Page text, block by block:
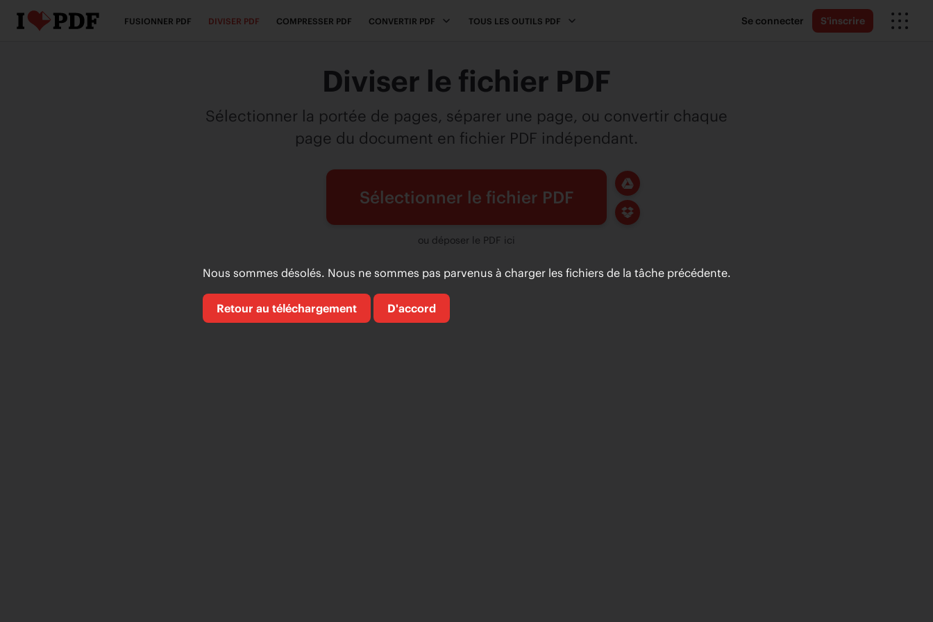
FUSIONNER PDF DIVISER PDF COMPRESSER PDF CONVERTIR PDF TOUS LES OUTILS PDF Se connecter S'inscrire
Diviser le fichier PDF
Sélectionner la portée de pages, séparer une page, ou convertir chaque
page du document en fichier PDF indépendant.
Sélectionner le fichier PDF
ou déposer le PDF ici
Nous sommes désolés. Nous ne sommes pas parvenus à charger les fichiers de la tâche précédente.
Retour au téléchargement D'accord